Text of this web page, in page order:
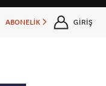
ABONELİK GİRİŞ